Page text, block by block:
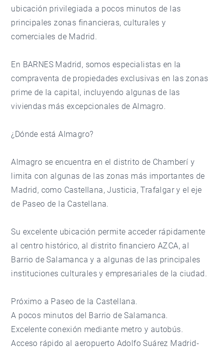
ubicación privilegiada a pocos minutos de las
principales zonas financieras, culturales y
comerciales de Madrid.
En BARNES Madrid, somos especialistas en la
compraventa de propiedades exclusivas en las zonas
prime de la capital, incluyendo algunas de las
viviendas más excepcionales de Almagro.
¿Dónde está Almagro?
Almagro se encuentra en el distrito de Chamberí y
limita con algunas de las zonas más importantes de
Madrid, como Castellana, Justicia, Trafalgar y el eje
de Paseo de la Castellana.
Su excelente ubicación permite acceder rápidamente
al centro histórico, al distrito financiero AZCA, al
Barrio de Salamanca y a algunas de las principales
instituciones culturales y empresariales de la ciudad.
Próximo a Paseo de la Castellana.
A pocos minutos del Barrio de Salamanca.
Excelente conexión mediante metro y autobús.
Acceso rápido al aeropuerto Adolfo Suárez Madrid-